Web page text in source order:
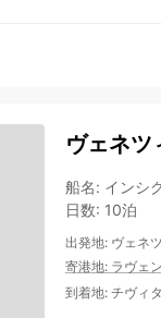
ヴェネツ
船名: インシ
日数: 10泊
出発地: ヴェネ
寄港地: ラヴェ
到着地: チヴィ